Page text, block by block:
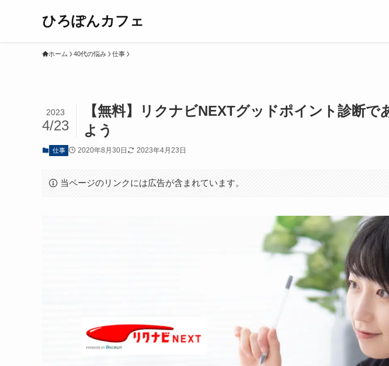
ひろぽんカフェ
ホーム 40代の悩み 仕事
【無料】リクナビNEXTグッドポイント診断で
よう
2023
4/23
仕事 2020年8月30日 2023年4月23日
当ページのリンクには広告が含まれています。